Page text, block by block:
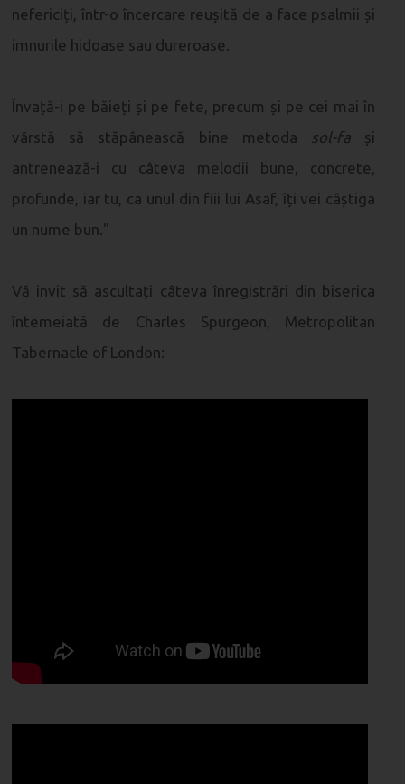
nefericiți, într-o încercare reușită de a face psalmii și
imnurile hidoase sau dureroase.
Învață-i pe băieți și pe fete, precum și pe cei mai în
vârstă să stăpânească bine metoda
sol-fași
antrenează-i cu câteva melodii bune, concrete,
profunde, iar tu, ca unul din fiii lui Asaf, îți vei câștiga
un nume bun."
Vă invit să ascultați câteva înregistrări din biserica
întemeiată de Charles Spurgeon, Metropolitan
Tabernacle of London: